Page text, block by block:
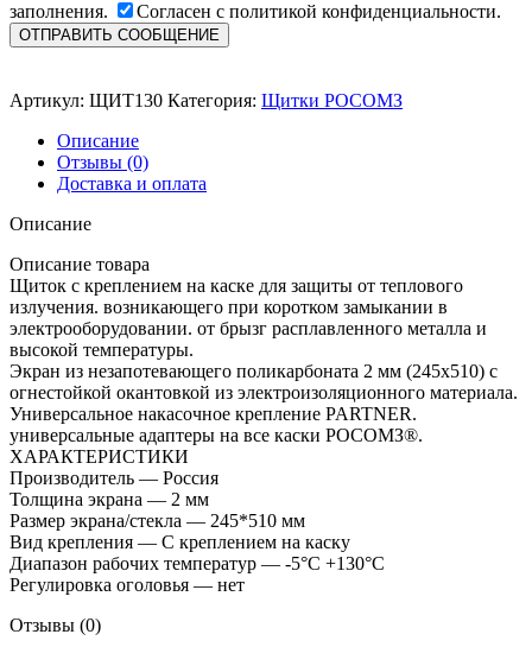
заполнения.
Согласен с политикой конфиденциальности.
Артикул: ЩИТ130 Категория: Щитки РОСОМЗ
Описание
Отзывы (0)
Доставка и оплата
Описание
Описание товара
Щиток с креплением на каске для защиты от теплового
излучения. возникающего при коротком замыкании в
электрооборудовании. от брызг расплавленного металла и
высокой температуры.
Экран из незапотевающего поликарбоната 2 мм (245х510) с
огнестойкой окантовкой из электроизоляционного материала.
Универсальное накасочное крепление PARTNER.
универсальные адаптеры на все каски РОСОМЗ®.
ХАРАКТЕРИСТИКИ
Производитель — Россия
Толщина экрана — 2 мм
Размер экрана/стекла — 245*510 мм
Вид крепления — С креплением на каску
Диапазон рабочих температур — -5°C +130°C
Регулировка оголовья — нет
Отзывы (0)